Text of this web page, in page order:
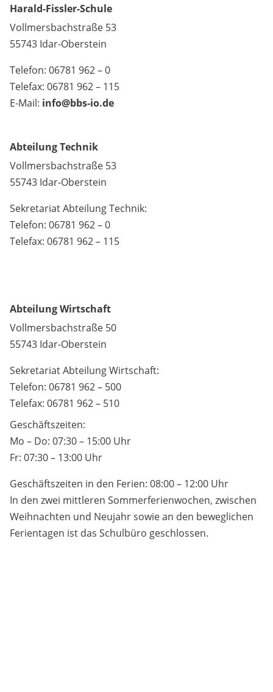
Harald-Fissler-Schule
Vollmersbachstraße 53
55743 Idar-Oberstein
Telefon: 06781 962 – 0
Telefax: 06781 962 – 115
E-Mail: info@bbs-io.de
Abteilung Technik
Vollmersbachstraße 53
55743 Idar-Oberstein
Sekretariat Abteilung Technik:
Telefon: 06781 962 – 0
Telefax: 06781 962 – 115
Abteilung Wirtschaft
Vollmersbachstraße 50
55743 Idar-Oberstein
Sekretariat Abteilung Wirtschaft:
Telefon: 06781 962 – 500
Telefax: 06781 962 – 510
Geschäftszeiten:
Mo – Do: 07:30 – 15:00 Uhr
Fr: 07:30 – 13:00 Uhr
Geschäftszeiten in den Ferien: 08:00 – 12:00 Uhr
In den zwei mittleren Sommerferienwochen, zwischen
Weihnachten und Neujahr sowie an den beweglichen
Ferientagen ist das Schulbüro geschlossen.